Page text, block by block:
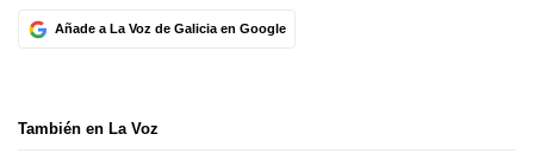
Añade a La Voz de Galicia en Google
También en La Voz